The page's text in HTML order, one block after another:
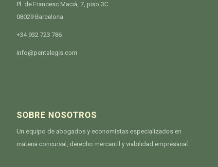
Pl. de Francesc Macià, 7, piso 3C
08029 Barcelona
+34 932 723 786
info@pentalegis.com
SOBRE NOSOTROS
Un equipo de abogados y economistas especializados en
materia concursal, derecho mercantil y viabilidad empresarial.